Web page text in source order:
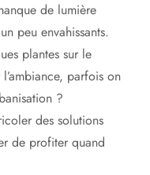
de lumière
peu envahissants.
plantes sur le
parfois on
?
des solutions
de profiter quand